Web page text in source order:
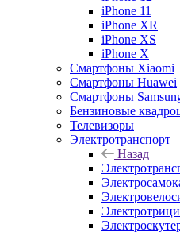
iPhone 11
iPhone XR
iPhone XS
iPhone X
Смартфоны Xiaomi
Смартфоны Huawei
Смартфоны
Бензиновые
Телевизоры
Электротранспорт
Назад